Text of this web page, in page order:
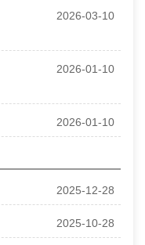
2026-03-10
2026-01-10
2026-01-10
2025-12-28
2025-10-28